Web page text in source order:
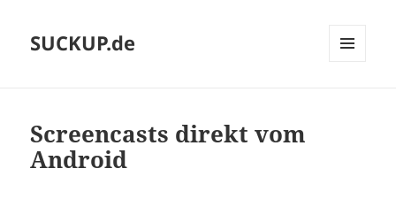
SUCKUP.de
Screencasts direkt vom
Android